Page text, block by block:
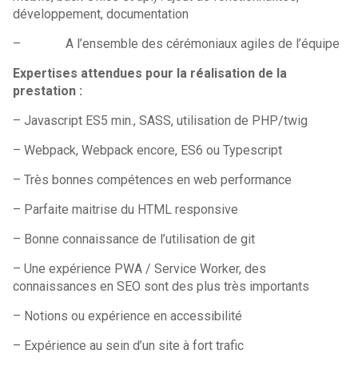
développement, documentation
– A l’ensemble des cérémoniaux agiles de l’équipe
Expertises attendues pour la réalisation de la
prestation :
– Javascript ES5 min., SASS, utilisation de PHP/twig
– Webpack, Webpack encore, ES6 ou Typescript
– Très bonnes compétences en web performance
– Parfaite maitrise du HTML responsive
– Bonne connaissance de l’utilisation de git
– Une expérience PWA / Service Worker, des
connaissances en SEO sont des plus très importants
– Notions ou expérience en accessibilité
– Expérience au sein d’un site à fort trafic